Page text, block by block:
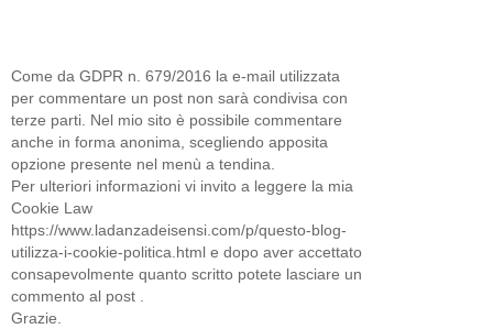
Come da GDPR n. 679/2016 la e-mail utilizzata
per commentare un post non sarà condivisa con
terze parti. Nel mio sito è possibile commentare
anche in forma anonima, scegliendo apposita
opzione presente nel menù a tendina.
Per ulteriori informazioni vi invito a leggere la mia
Cookie Law
https://www.ladanzadeisensi.com/p/questo-blog-
utilizza-i-cookie-politica.html e dopo aver accettato
consapevolmente quanto scritto potete lasciare un
commento al post .
Grazie.